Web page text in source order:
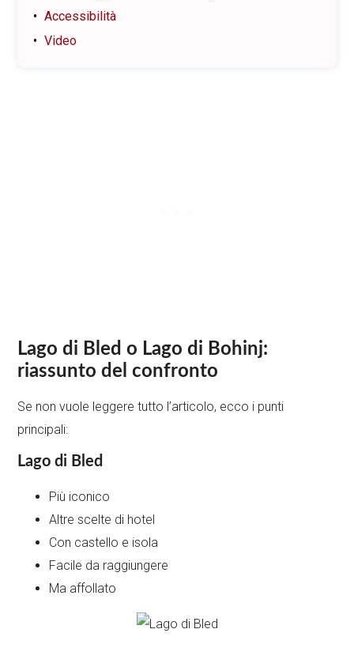
Accessibilità
Video
Lago di Bled o Lago di Bohinj:
riassunto del confronto
Se non vuole leggere tutto l’articolo, ecco i punti
principali:
Lago di Bled
Più iconico
Altre scelte di hotel
Con castello e isola
Facile da raggiungere
Ma affollato